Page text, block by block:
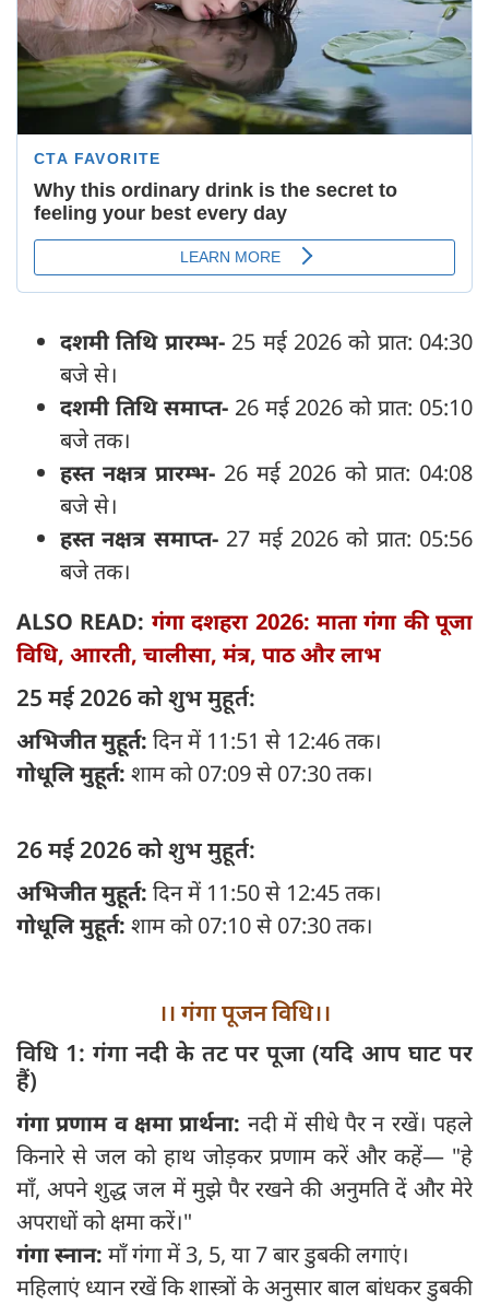
दशमी तिथि प्रारम्भ-25 मई 2026 को प्रात: 04:30
बजे से।
दशमी तिथि समाप्त- 26 मई 2026 को प्रात: 05:10
बजे तक।
हस्त नक्षत्र प्रारम्भ- 26 मई 2026 को प्रात: 04:08
बजे से।
हस्त नक्षत्र समाप्त- 27 मई 2026 को प्रात: 05:56
बजे तक।
ALSO READ: गंगा दशहरा 2026: माता गंगा की पूजा
विधि, आारती, चालीसा, मंत्र, पाठ और लाभ
25 मई 2026 को शुभ मुहूर्त:
अभिजीत मुहूर्त: दिन में 11:51 से 12:46 तक।
गोधूलि मुहूर्त: शाम को 07:09 से 07:30 तक।
26 मई 2026 को शुभ मुहूर्त:
अभिजीत मुहूर्त: दिन में 11:50 से 12:45 तक।
गोधूलि मुहूर्त: शाम को 07:10 से 07:30 तक।
।। गंगा पूजन विधि।।
विधि 1: गंगा नदी के तट पर पूजा (यदि आप घाट पर
हैं)
गंगा प्रणाम व क्षमा प्रार्थना: नदी में सीधे पैर न रखें। पहले
किनारे से जल को हाथ जोड़कर प्रणाम करें और कहें— "हे
माँ, अपने शुद्ध जल में मुझे पैर रखने की अनुमति दें और मेरे
अपराधों को क्षमा करें।"
गंगा स्नान: माँ गंगा में 3, 5, या 7 बार डुबकी लगाएं।
महिलाएं ध्यान रखें कि शास्त्रों के अनुसार बाल बांधकर डुबकी